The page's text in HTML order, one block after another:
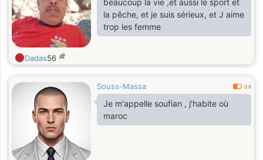
beaucoup la vie ,et aussi le sport et
la pêche, et je suis sérieux, et J aime
trop les femme
Dadas56 歳
Souss-Massa 0.6
Je m'appelle soufian , j'habite où
maroc